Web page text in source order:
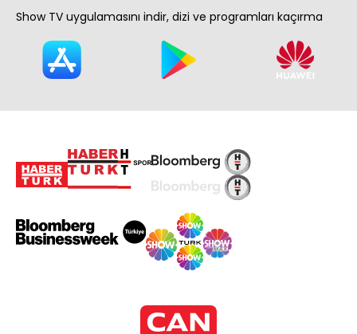
Show TV uygulamasını indir, dizi ve programları kaçırma